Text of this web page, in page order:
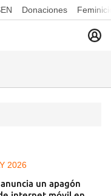
Donaciones
2026
un apagón